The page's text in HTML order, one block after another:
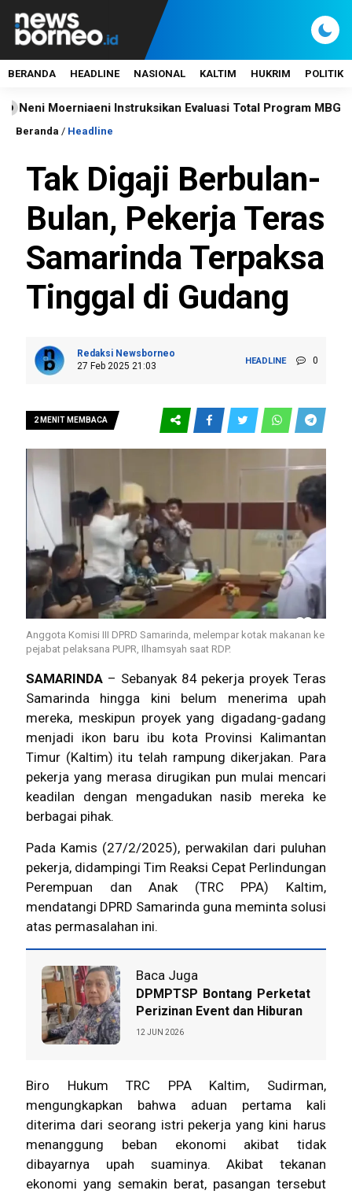
BERANDA HEADLINE NASIONAL KALTIM HUKRIM POLITIK
Moerniaeni Instruksikan Evaluasi Total Program MBG Usai
Beranda / Headline
Tak Digaji Berbulan-
Bulan, Pekerja Teras
Samarinda Terpaksa
Tinggal di Gudang
Redaksi Newsborneo
27 Feb 2025 21:03
HEADLINE 0
2 MENIT MEMBACA
Anggota Komisi III DPRD Samarinda, melempar kotak makanan ke
pejabat pelaksana PUPR, Ilhamsyah saat RDP.
SAMARINDA – Sebanyak 84 pekerja proyek Teras
Samarinda hingga kini belum menerima upah
mereka, meskipun proyek yang digadang-gadang
menjadi ikon baru ibu kota Provinsi Kalimantan
Timur (Kaltim) itu telah rampung dikerjakan. Para
pekerja yang merasa dirugikan pun mulai mencari
keadilan dengan mengadukan nasib mereka ke
berbagai pihak.
Pada Kamis (27/2/2025), perwakilan dari puluhan
pekerja, didampingi Tim Reaksi Cepat Perlindungan
Perempuan dan Anak (TRC PPA) Kaltim,
mendatangi DPRD Samarinda guna meminta solusi
atas permasalahan ini.
Baca Juga
DPMPTSP Bontang Perketat
Perizinan Event dan Hiburan
12 JUN 2026
Biro Hukum TRC PPA Kaltim, Sudirman,
mengungkapkan bahwa aduan pertama kali
diterima dari seorang istri pekerja yang kini harus
menanggung beban ekonomi akibat tidak
dibayarnya upah suaminya. Akibat tekanan
ekonomi yang semakin berat, pasangan tersebut